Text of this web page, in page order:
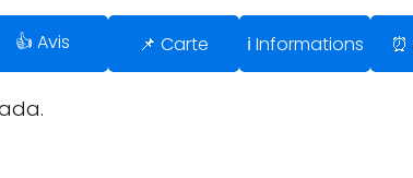
👍 Avis 📌 Carte ℹ️ Informations